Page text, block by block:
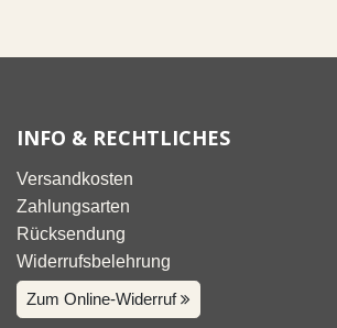
INFO & RECHTLICHES
Versandkosten
Zahlungsarten
Rücksendung
Widerrufsbelehrung
Zum Online-Widerruf